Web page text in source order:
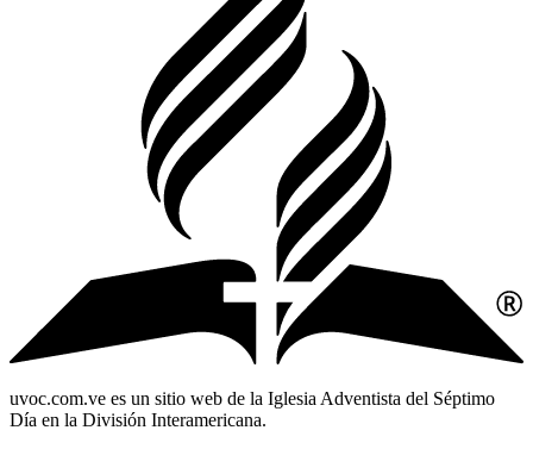
uvoc.com.ve es un sitio web de la Iglesia Adventista del Séptimo
Día en la División Interamericana.